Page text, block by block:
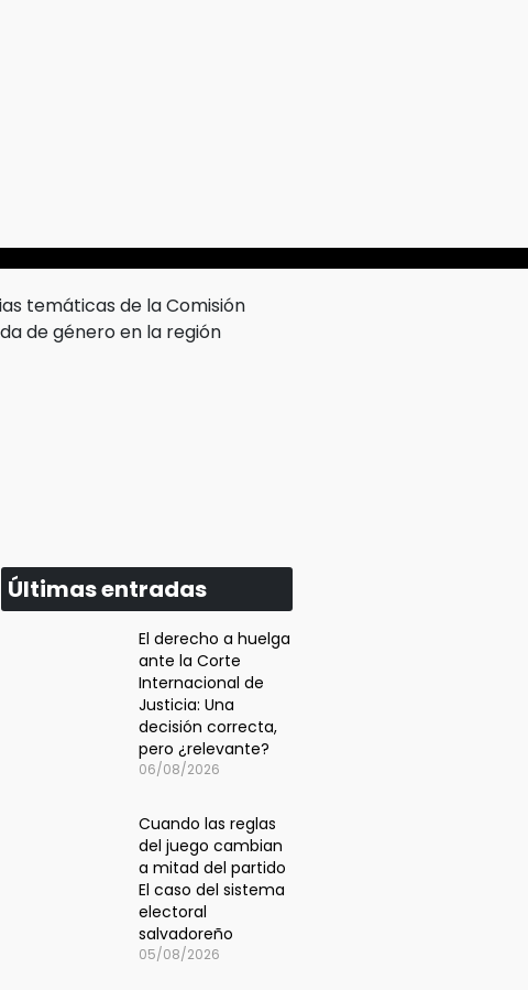
Últimas entradas
El derecho a huelga
ante la Corte
Internacional de
Justicia: Una
decisión correcta,
pero ¿relevante?
06/08/2026
Cuando las reglas
del juego cambian
a mitad del partido
El caso del sistema
electoral
salvadoreño
05/08/2026